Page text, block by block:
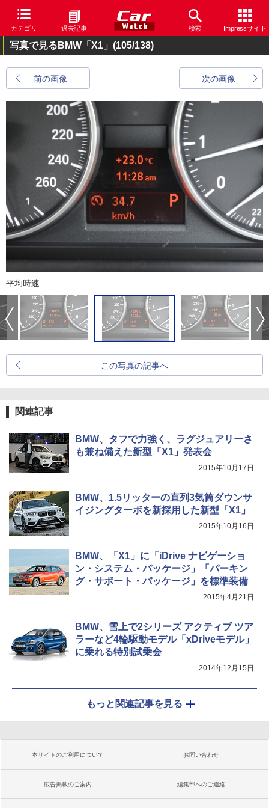
カテゴリ 過去記事 検索 Impressサイト
写真で見るBMW「X1」 (105/138)
前の画像 次の画像
平均時速
この写真の記事へ
関連記事
BMW、タフで力強く、ラグジュアリーさ
も兼ね備えた新型「X1」発表会
2015年10月17日
BMW、1.5リッターの直列3気筒ダウンサ
イジングターボを新採用した新型「X1」
2015年10月16日
BMW、「X1」に「iDrive ナビゲーショ
ン・システム・パッケージ」「パーキン
グ・サポート・パッケージ」を標準装備
2015年4月21日
BMW、雪上で2シリーズ アクティブ ツア
ラーなど4輪駆動モデル「xDriveモデル」
に乗れる特別試乗会
2014年12月15日
もっと関連記事を見る
本サイトのご利用について お問い合わせ
広告掲載のご案内 編集部へのご連絡